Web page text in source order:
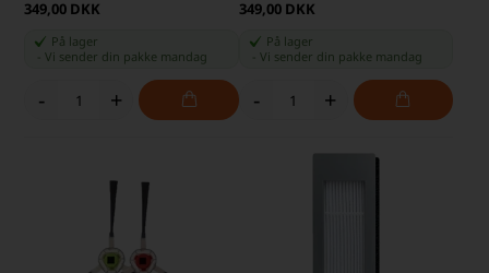
349,00 DKK
På lager
-Vi sender din pakke mandag
- +
349,00 DKK
På lager
Vi sender din pakke mandag
- +